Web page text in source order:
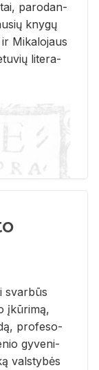
pa­ro­dan­
kny­gų
Mi­ka­lo­jaus
li­te­ra­
svar­būs
įkū­ri­mą,
pro­fe­so­
gy­ve­ni­
vals­ty­bės